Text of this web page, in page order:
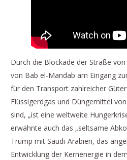
Durch die Blockade der Straße
von Bab el-Mandab am Eingang
für den Transport zahlreicher
Flüssigerdgas und Düngemittel
sind, „ist eine weltweite
erwähnte auch das „seltsame
Trump mit Saudi-Arabien, das
Entwicklung der Kernenergie in